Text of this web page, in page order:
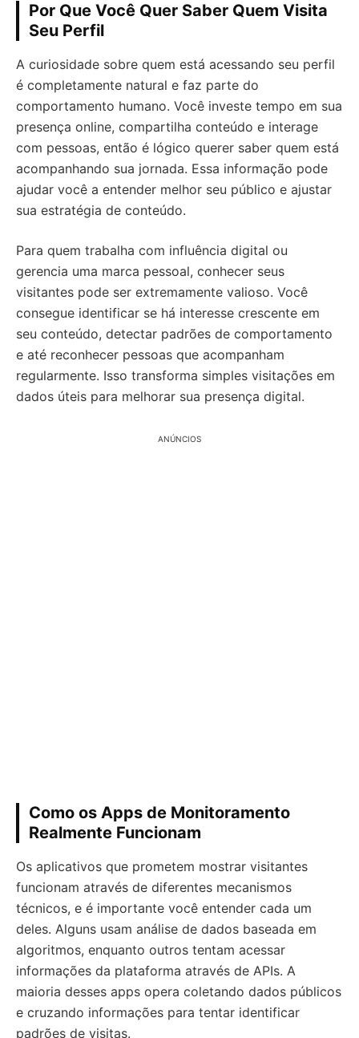
Por Que Você Quer Saber Quem Visita
Seu Perfil
A curiosidade sobre quem está acessando seu perfil
é completamente natural e faz parte do
comportamento humano. Você investe tempo em sua
presença online, compartilha conteúdo e interage
com pessoas, então é lógico querer saber quem está
acompanhando sua jornada. Essa informação pode
ajudar você a entender melhor seu público e ajustar
sua estratégia de conteúdo.
Para quem trabalha com influência digital ou
gerencia uma marca pessoal, conhecer seus
visitantes pode ser extremamente valioso. Você
consegue identificar se há interesse crescente em
seu conteúdo, detectar padrões de comportamento
e até reconhecer pessoas que acompanham
regularmente. Isso transforma simples visitações em
dados úteis para melhorar sua presença digital.
ANÚNCIOS
Como os Apps de Monitoramento
Realmente Funcionam
Os aplicativos que prometem mostrar visitantes
funcionam através de diferentes mecanismos
técnicos, e é importante você entender cada um
deles. Alguns usam análise de dados baseada em
algoritmos, enquanto outros tentam acessar
informações da plataforma através de APIs. A
maioria desses apps opera coletando dados públicos
e cruzando informações para tentar identificar
padrões de visitas.